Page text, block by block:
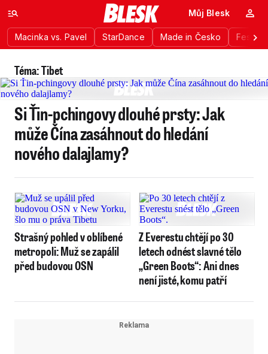
Macinka vs. Pavel StarDance Made in Česko
Můj Blesk
Téma: Tibet
Si Ťin-pchingovy dlouhé prsty: Jak
může Čína zasáhnout do hledání
nového dalajlamy?
Strašný pohled v oblíbené
metropoli: Muž se zapálil
před budovou OSN
Z Everestu chtějí po 30
letech odnést slavné tělo
„Green Boots“: Ani dnes
není jisté, komu patří